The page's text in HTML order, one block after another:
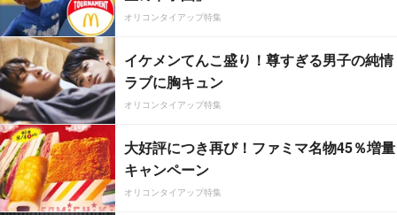
オリコンタイアップ特集
イケメンてんこ盛り！尊すぎる男子の純情
ラブに胸キュン
オリコンタイアップ特集
大好評につき再び！ファミマ名物45％増量
キャンペーン
オリコンタイアップ特集